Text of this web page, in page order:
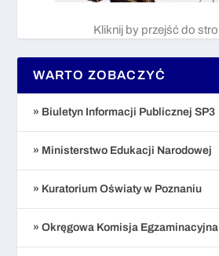
Kliknij by przejść do
WARTO ZOBACZYĆ
» Biuletyn Informacji Publicznej SP3
» Ministerstwo Edukacji Narodowej
» Kuratorium Oświaty w Poznaniu
» Okręgowa Komisja